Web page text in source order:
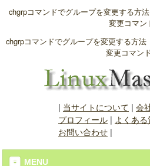
chgrpコマンドでグループを変更する方
変更コマン
chgrpコマンドでグループを変更する方
変更コマン
| 当サイトについて | 会
プロフィール| よくあ
お問い合わせ|
MENU